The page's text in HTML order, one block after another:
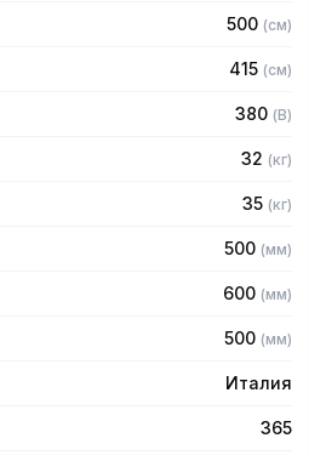
с защитой IP 55 для
работы
инструментов
ножей и решеток Enterprise: нож,
500 (см)
415 (см)
380 (В)
32 (кг)
35 (кг)
500 (мм)
600 (мм)
500 (мм)
Италия
365